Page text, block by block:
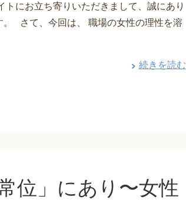
トにお立ち寄りいただきまして、誠にあり
。 さて、今回は、 職場の女性の理性を溶
続きを読む
位」にあり〜女性